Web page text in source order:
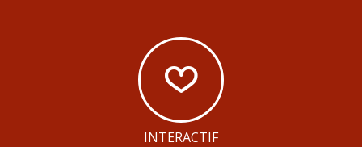
INTERACTIF